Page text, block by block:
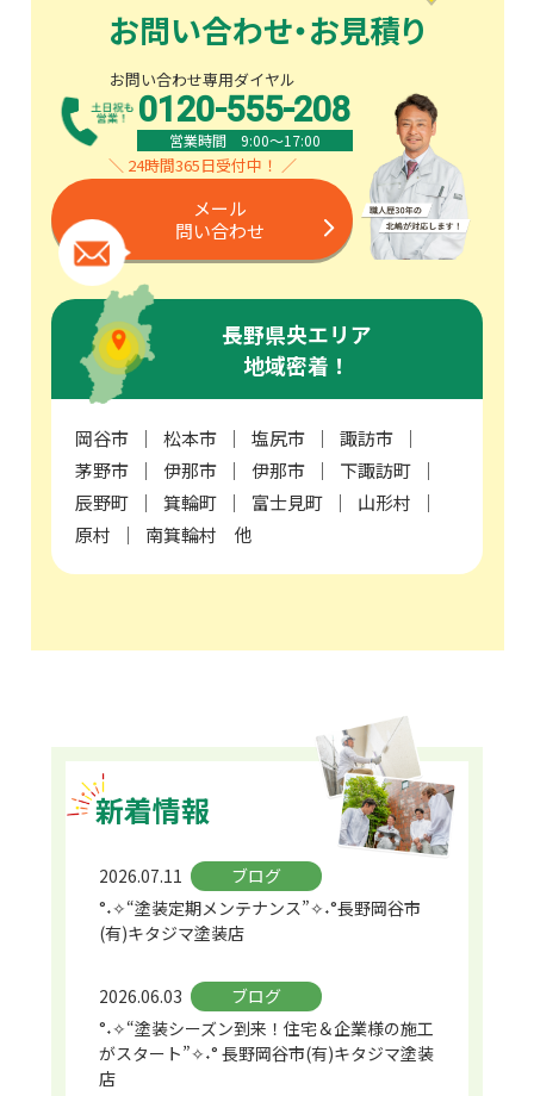
お問い合わせ・お見積り
お問い合わせ専用ダイヤル
0120-555-208
営業時間 9:00〜17:00
＼ 24時間365日受付中！ ／
メール
問い合わせ
長野県央エリア
地域密着！
岡谷市 松本市 塩尻市
諏訪市
茅野市
伊那市 伊那市
下諏訪町
辰野町
箕輪町 富士見町
山形村
原村
南箕輪村 他
新着情報
2026.07.11
ブログ
°˖✧“塗装定期メンテナンス”✧˖°長野岡谷市
(有)キタジマ塗装店
2026.06.03
ブログ
°˖✧“塗装シーズン到来！住宅＆企業様の施工
がスタート”✧˖° 長野岡谷市(有)キタジマ塗装
店